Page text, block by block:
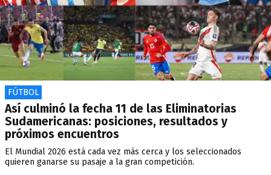
FÚTBOL
Así culminó la fecha 11 de las Eliminatorias
Sudamericanas: posiciones, resultados y
próximos encuentros
El Mundial 2026 está cada vez más cerca y los seleccionados
quieren ganarse su pasaje a la gran competición.